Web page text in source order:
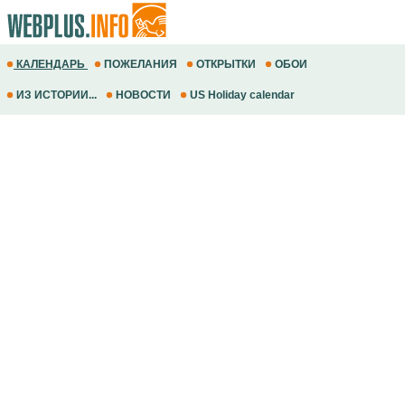
КАЛЕНДАРЬ ПОЖЕЛАНИЯ ОТКРЫТКИ ОБОИ
ИЗ ИСТОРИИ... НОВОСТИ US Holiday calendar